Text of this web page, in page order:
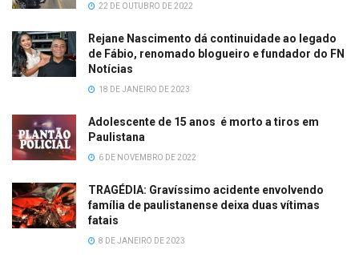
22 DE OUTUBRO DE 2022
Rejane Nascimento dá continuidade ao legado
de Fábio, renomado blogueiro e fundador do FN
Notícias
18 DE JANEIRO DE 2023
Adolescente de 15 anos é morto a tiros em
Paulistana
6 DE NOVEMBRO DE 2022
TRAGÉDIA: Gravíssimo acidente envolvendo
família de paulistanense deixa duas vítimas
fatais
8 DE JANEIRO DE 2023